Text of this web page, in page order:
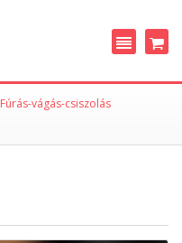
Fúrás-vágás-csiszolás